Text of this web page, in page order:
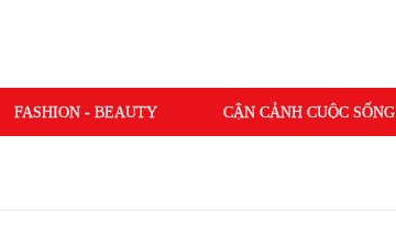
FASHION - BEAUTY CẬN CẢNH CUỘC SỐNG